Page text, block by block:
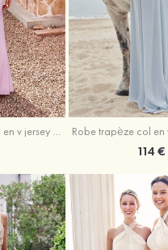
Trumpette/Sirène col en v jersey ras du sol robe de demoiselle d'honneur
114 €